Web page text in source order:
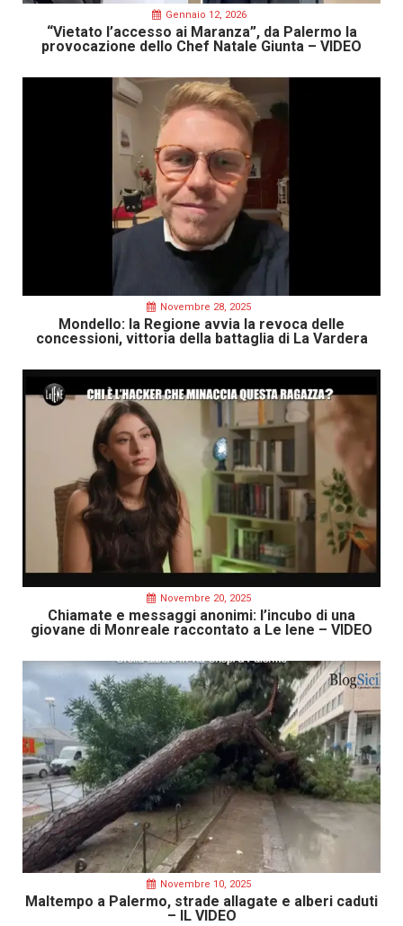
Gennaio 12, 2026
“Vietato l’accesso ai Maranza”, da Palermo la
provocazione dello Chef Natale Giunta – VIDEO
Novembre 28, 2025
Mondello: la Regione avvia la revoca delle
concessioni, vittoria della battaglia di La Vardera
Novembre 20, 2025
Chiamate e messaggi anonimi: l’incubo di una
giovane di Monreale raccontato a Le Iene – VIDEO
Novembre 10, 2025
Maltempo a Palermo, strade allagate e alberi caduti
– IL VIDEO